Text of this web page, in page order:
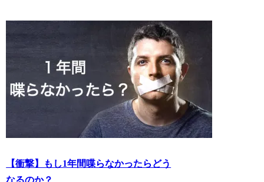
【衝撃】もし1年間喋らなかったらどう